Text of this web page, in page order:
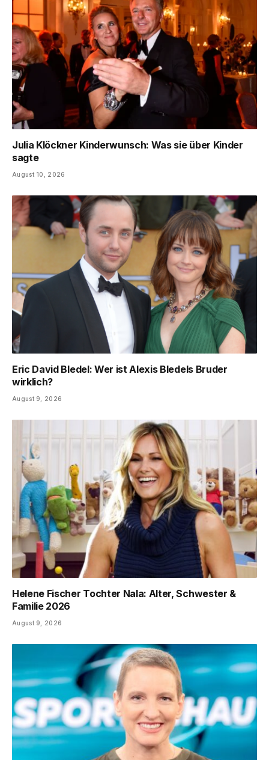
Julia Klöckner Kinderwunsch: Was sie über Kinder
sagte
August 10, 2026
Eric David Bledel: Wer ist Alexis Bledels Bruder
wirklich?
August 9, 2026
Helene Fischer Tochter Nala: Alter, Schwester &
Familie 2026
August 9, 2026